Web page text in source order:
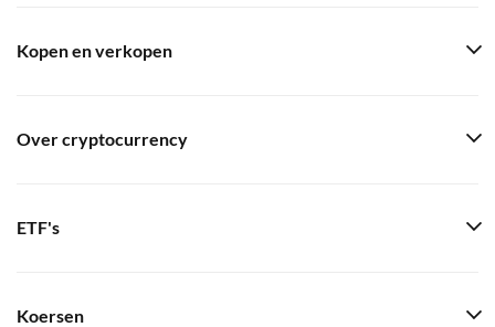
Kopen en verkopen
Over cryptocurrency
ETF's
Koersen